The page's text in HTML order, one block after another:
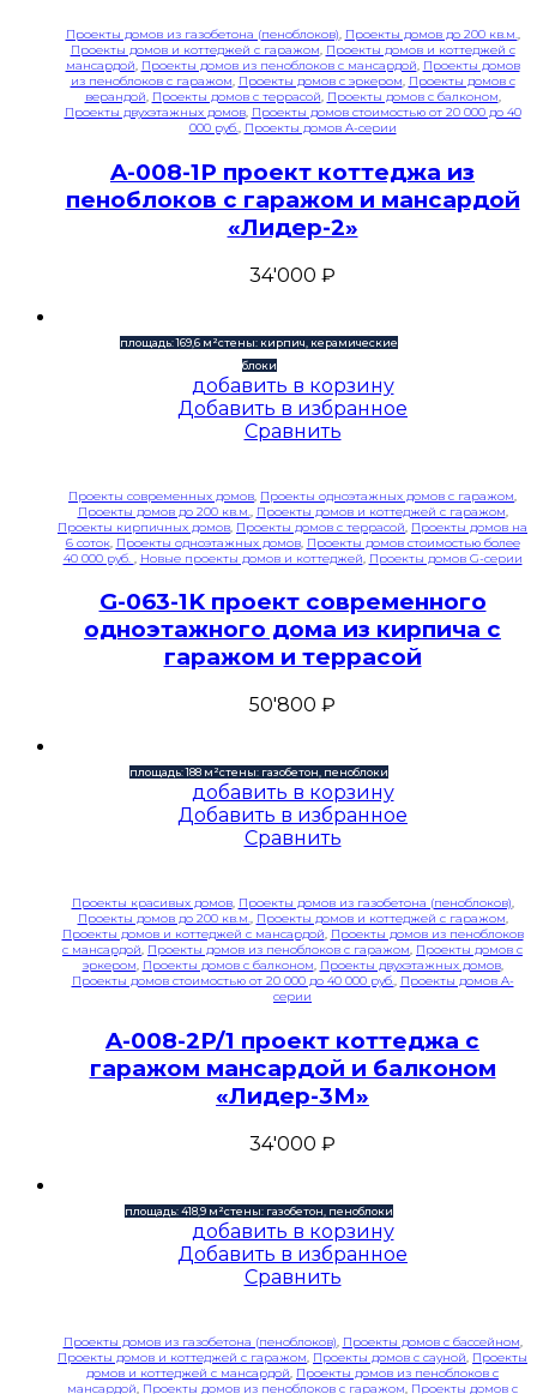
Проекты домов из газобетона (пеноблоков), Проекты домов до 200 кв.м.,
Проекты домов и коттеджей с гаражом, Проекты домов и коттеджей с
мансардой, Проекты домов из пеноблоков с мансардой, Проекты домов
из пеноблоков с гаражом, Проекты домов с эркером, Проекты домов с
верандой, Проекты домов с террасой, Проекты домов с балконом,
Проекты двухэтажных домов, Проекты домов стоимостью от 20 000 до 40
000 руб., Проекты домов A-серии
A-008-1P проект коттеджа из
пеноблоков с гаражом и мансардой
«Лидер-2»
34'000 ₽
площадь: 169,6 м²стены: кирпич, керамические
блоки
добавить в корзину
Добавить в избранное
Сравнить
Проекты современных домов, Проекты одноэтажных домов с гаражом,
Проекты домов до 200 кв.м., Проекты домов и коттеджей с гаражом,
Проекты кирпичных домов, Проекты домов с террасой, Проекты домов на
6 соток, Проекты одноэтажных домов, Проекты домов стоимостью более
40 000 руб. , Новые проекты домов и коттеджей, Проекты домов G-серии
G-063-1K проект современного
одноэтажного дома из кирпича с
гаражом и террасой
50'800 ₽
площадь: 188 м²стены: газобетон, пеноблоки
добавить в корзину
Добавить в избранное
Сравнить
Проекты красивых домов, Проекты домов из газобетона (пеноблоков),
Проекты домов до 200 кв.м., Проекты домов и коттеджей с гаражом,
Проекты домов и коттеджей с мансардой, Проекты домов из пеноблоков
с мансардой, Проекты домов из пеноблоков с гаражом, Проекты домов с
эркером, Проекты домов с балконом, Проекты двухэтажных домов,
Проекты домов стоимостью от 20 000 до 40 000 руб., Проекты домов A-
серии
A-008-2P/1 проект коттеджа с
гаражом мансардой и балконом
«Лидер-3М»
34'000 ₽
площадь: 418,9 м²стены: газобетон, пеноблоки
добавить в корзину
Добавить в избранное
Сравнить
Проекты домов из газобетона (пеноблоков) Проекты домов с бассейном
Проекты домов и коттеджей с гаражом Проекты домов с сауной Проекты
домов и коттеджей с мансардой Проекты домов из пеноблоков с
мансардой Проекты домов из пеноблоков с гаражом Проекты домов с